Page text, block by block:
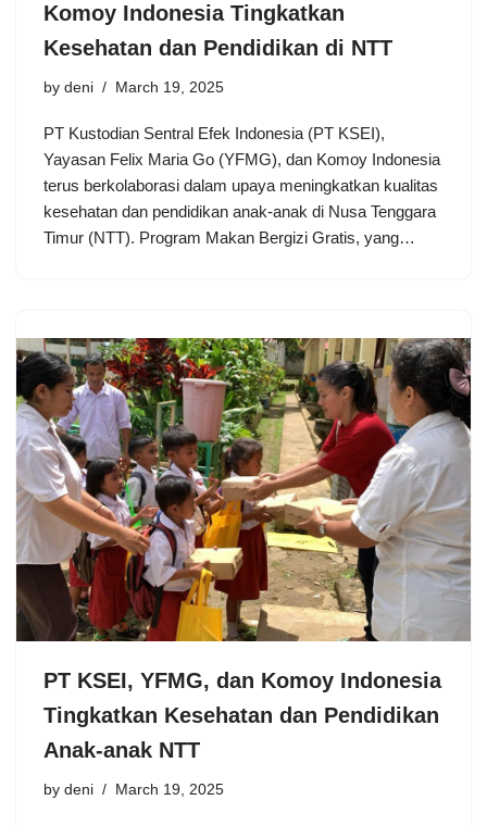
Komoy Indonesia Tingkatkan
Kesehatan dan Pendidikan di NTT
by deni March 19, 2025
PT Kustodian Sentral Efek Indonesia (PT KSEI),
Yayasan Felix Maria Go (YFMG), dan Komoy Indonesia
terus berkolaborasi dalam upaya meningkatkan kualitas
kesehatan dan pendidikan anak-anak di Nusa Tenggara
Timur (NTT). Program Makan Bergizi Gratis, yang…
PT KSEI, YFMG, dan Komoy Indonesia
Tingkatkan Kesehatan dan Pendidikan
Anak-anak NTT
by deni March 19, 2025